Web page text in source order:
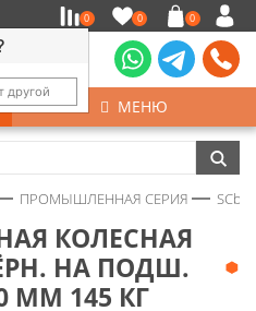
другой
0 0 0
МЕНЮ
ПРОМЫШЛЕННАЯ СЕРИЯ SСb
КОЛЕСНАЯ
НА ПОДШ.
ММ 145 КГ